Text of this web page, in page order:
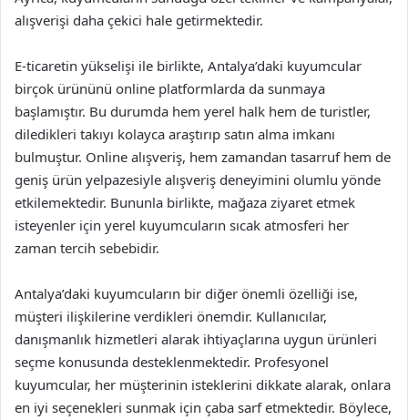
alışverişi daha çekici hale getirmektedir.
E-ticaretin yükselişi ile birlikte, Antalya’daki kuyumcular
birçok ürününü online platformlarda da sunmaya
başlamıştır. Bu durumda hem yerel halk hem de turistler,
diledikleri takıyı kolayca araştırıp satın alma imkanı
bulmuştur. Online alışveriş, hem zamandan tasarruf hem de
geniş ürün yelpazesiyle alışveriş deneyimini olumlu yönde
etkilemektedir. Bununla birlikte, mağaza ziyaret etmek
isteyenler için yerel kuyumcuların sıcak atmosferi her
zaman tercih sebebidir.
Antalya’daki kuyumcuların bir diğer önemli özelliği ise,
müşteri ilişkilerine verdikleri önemdir. Kullanıcılar,
danışmanlık hizmetleri alarak ihtiyaçlarına uygun ürünleri
seçme konusunda desteklenmektedir. Profesyonel
kuyumcular, her müşterinin isteklerini dikkate alarak, onlara
en iyi seçenekleri sunmak için çaba sarf etmektedir. Böylece,